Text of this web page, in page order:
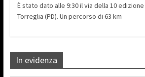
È stato dato alle 9:30 il via della 10
Torreglia (PD). Un percorso di 63 km
In evidenza